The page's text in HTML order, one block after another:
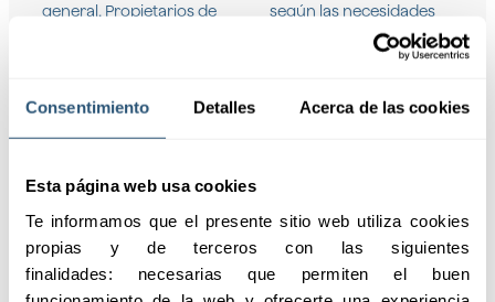
Consentimiento Detalles Acerca de las cookies
Esta página web usa cookies
Te informamos que el presente sitio web utiliza cookies
propias y de terceros con las siguientes
finalidades: necesarias que permiten el buen
general. Propietarios de
comerciales.
según las necesidades
específicas de tu
negocio, con opciones
a cada sector (primario,